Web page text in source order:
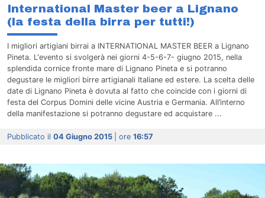
International Master beer a Lignano
(la festa della birra per tutti!)
I migliori artigiani birrai a INTERNATIONAL MASTER BEER a Lignano
Pineta. L'evento si svolgerà nei giorni 4-5-6-7- giugno 2015, nella
splendida cornice fronte mare di Lignano Pineta e si potranno
degustare le migliori birre artigianali Italiane ed estere. La scelta delle
date di Lignano Pineta è dovuta al fatto che coincide con i giorni di
festa del Corpus Domini delle vicine Austria e Germania. All’interno
della manifestazione si potranno degustare ed acquistare ...
Pubblicato il 04 Giugno 2015 | ore 16:57